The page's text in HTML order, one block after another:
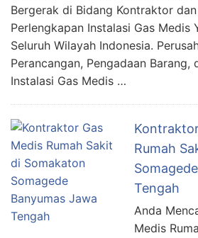
Bergerak di Bidang Kontraktor
Perlengkapan Instalasi Gas Medis
Seluruh Wilayah Indonesia.
Perancangan, Pengadaan Barang,
Instalasi Gas Medis …
Rumah
Tengah
Anda
Medis